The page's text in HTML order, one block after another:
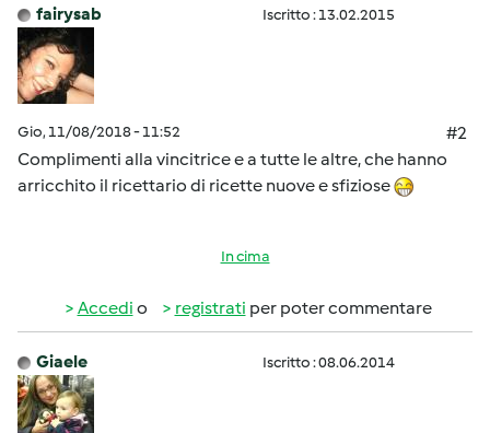
fairysab Iscritto : 13.02.2015
Gio, 11/08/2018 - 11:52
#2
Complimenti alla vincitrice e a tutte le altre, che hanno
arricchito il ricettario di ricette nuove e sfiziose
In cima
Accedi o registrati per poter commentare
Giaele Iscritto : 08.06.2014